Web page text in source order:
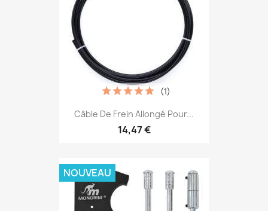
Câble De Frein Allongé Pour...
14,47 €
(1)
NOUVEAU